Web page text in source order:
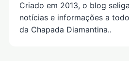
Criado em 2013, o blog
notícias e informações a
da Chapada Diamantina..